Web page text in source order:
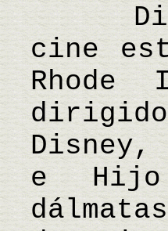
cine
Rhode
Disney,
e Hijo